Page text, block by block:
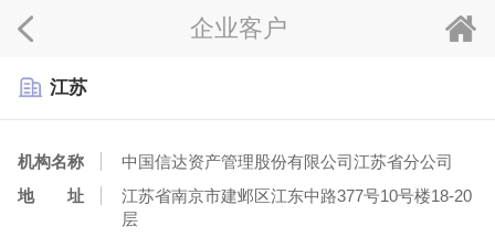
企业客户
江苏
机构名称
中国信达资产管理股份有限公司江苏省分公司
地 址
江苏省南京市建邺区江东中路377号10号楼18-20
层